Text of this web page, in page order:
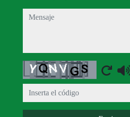
mensaje
Captcha